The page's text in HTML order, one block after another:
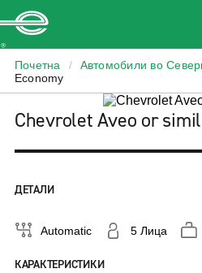
Почетна / Автомобили во
Economy
Chevrolet Aveo or
ДЕТАЛИ
Automatic 5 Лица
КАРАКТЕРИСТИКИ